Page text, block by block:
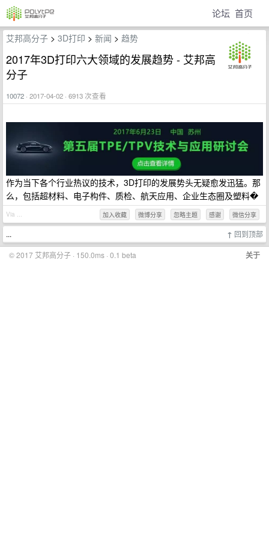
论坛 首页
艾邦高分子 > 3D打印 > 新闻 > 趋势
2017年3D打印六大领域的发展趋势 - 艾邦高
分子
10072 · 2017-04-02 · 6913 次查看
作为当下各个行业热议的技术，3D打印的发展势头无疑愈发迅猛。那
么，包括超材料、电子构件、质检、航天应用、企业生态圈及塑料�
加入收藏 微博分享 忽略主题 感谢 微信分享
Via ...
↑ 回到顶部
...
关于
© 2017 艾邦高分子 · 150.0ms · 0.1 beta